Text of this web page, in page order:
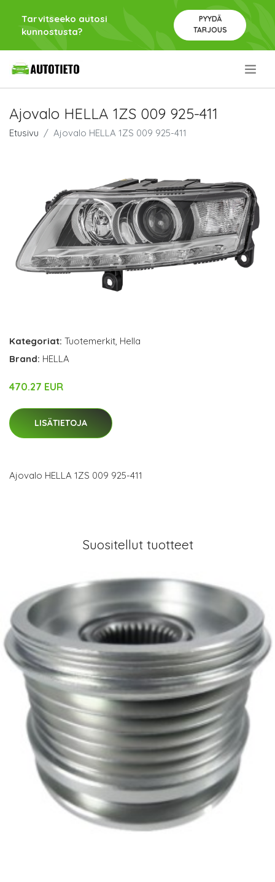
Tarvitseeko autosi
kunnostusta?
PYYDÄ
TARJOUS
Ajovalo HELLA 1ZS 009 925-411
Etusivu Ajovalo HELLA 1ZS 009 925-411
Kategoriat: Tuotemerkit Hella
Brand: HELLA
470.27 EUR
LISÄTIETOJA
Ajovalo HELLA 1ZS 009 925-411
Suositellut tuotteet